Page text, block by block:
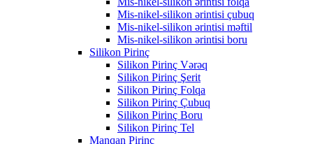
Mis-nikel-silikon ərintisi çubuq
Mis-nikel-silikon ərintisi məftil
Mis-nikel-silikon ərintisi boru
Silikon Pirinç
Silikon Pirinç Vərəq
Silikon Pirinç Şerit
Silikon Pirinç Folqa
Silikon Pirinç Çubuq
Silikon Pirinç Boru
Silikon Pirinç Tel
Manqan Pirinç